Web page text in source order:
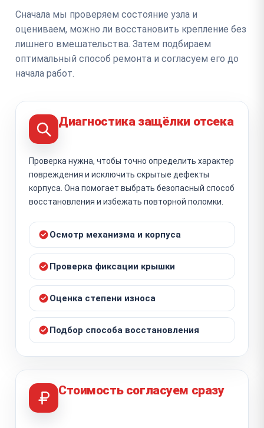
Сначала мы проверяем состояние узла и
оцениваем, можно ли восстановить крепление без
лишнего вмешательства. Затем подбираем
оптимальный способ ремонта и согласуем его до
начала работ.
Диагностика защёлки отсека
Проверка нужна, чтобы точно определить характер
повреждения и исключить скрытые дефекты
корпуса. Она помогает выбрать безопасный способ
восстановления и избежать повторной поломки.
Осмотр механизма и корпуса
Проверка фиксации крышки
Оценка степени износа
Подбор способа восстановления
Стоимость согласуем сразу